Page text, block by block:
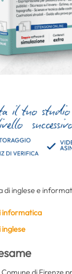
di inglese e
informatica
inglese